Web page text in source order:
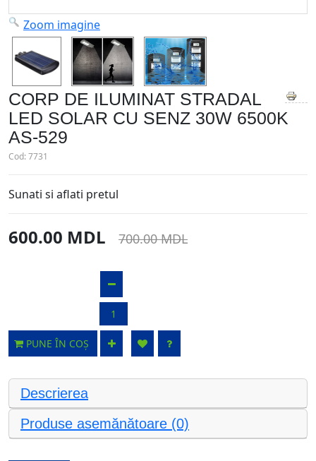
Zoom imagine
CORP DE ILUMINAT STRADAL
LED SOLAR CU SENZ 30W 6500K
AS-529
Cod:7731
Sunati si aflati pretul
600.00 MDL 700.00 MDL
PUNE ÎN COȘ
Descrierea
Produse asemănătoare (0)